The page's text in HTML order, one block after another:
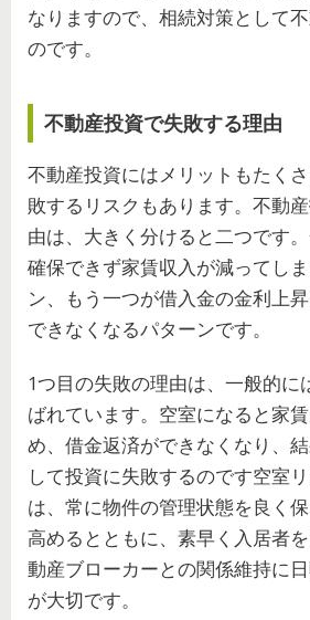
なりますので、相続対策として
のです。
不動産投資で失敗する理由
不動産投資にはメリットもたく
敗するリスクもあります。不動
由は、大きく分けると二つです
確保できず家賃収入が減ってし
ン、もう一つが借入金の金利上
できなくなるパターンです。
1つ目の失敗の理由は、一般的に
ばれています。空室になると家
め、借金返済ができなくなり、
して投資に失敗するのです空室
は、常に物件の管理状態を良く
高めるとともに、素早く入居者
動産ブローカーとの関係維持に
が大切です。